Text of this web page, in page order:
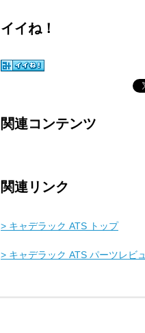
イイね！
関連コンテンツ
関連リンク
> キャデラック ATS トップ
> キャデラック ATS パーツレビ